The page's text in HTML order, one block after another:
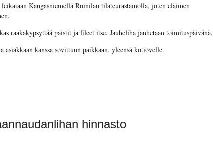
Kangasniemellä Roinilan tilateurastamolla, joten eläimen
raakakypsyttää paistit ja fileet itse. Jauheliha jauhetaan toimituspäivänä.
kanssa sovittuun paikkaan, yleensä kotiovelle.
hinnasto